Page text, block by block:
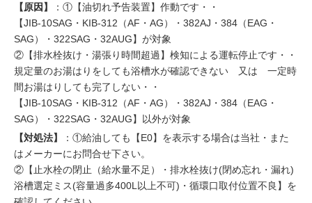
【原因】
：①【油切れ予告装置】作動です・・
【JIB-10SAG・KIB-312（AF・AG）・382AJ・384（EAG・
SAG）・322SAG・32AUG】が対象
②【排水栓抜け・湯張り時間超過】検知による運転停止です・・
規定量のお湯はりをしても浴槽水が確認できない 又は 一定時
間お湯はりしても完了しない・・
【JIB-10SAG・KIB-312（AF・AG）・382AJ・384（EAG・
SAG）・322SAG・32AUG】以外が対象
【対処法】
：①給油しても【E0】を表示する場合は当社・また
はメーカーにお問合せ下さい。
②【止水栓の閉止（給水量不足）・排水栓抜け(閉め忘れ・漏れ)
浴槽選定ミス(容量過多400L以上不可)・循環口取付位置不良】を